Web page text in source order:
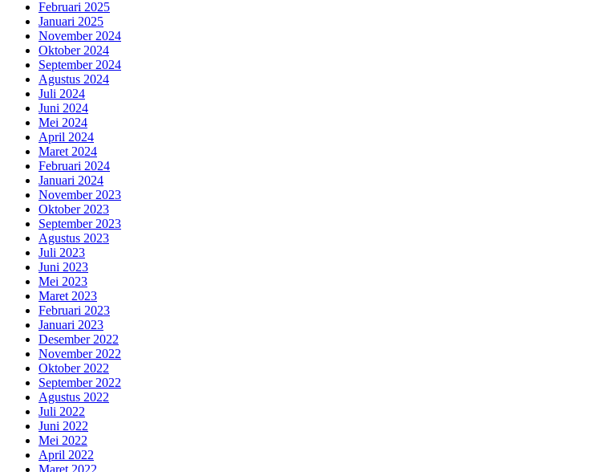
Februari 2025
Januari 2025
November 2024
Oktober 2024
September 2024
Agustus 2024
Juli 2024
Juni 2024
Mei 2024
April 2024
Maret 2024
Februari 2024
Januari 2024
November 2023
Oktober 2023
September 2023
Agustus 2023
Juli 2023
Juni 2023
Mei 2023
Maret 2023
Februari 2023
Januari 2023
Desember 2022
November 2022
Oktober 2022
September 2022
Agustus 2022
Juli 2022
Juni 2022
Mei 2022
April 2022